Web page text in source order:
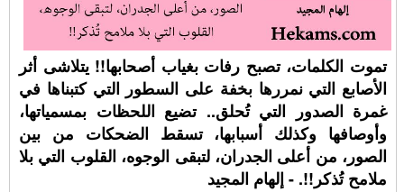
تموت الكلمات، تصبح رفات بغياب أصحابها!! يتلاشى أثر
الأصابع التي نمررها بخفة على السطور التي كتبناها في
غمرة الصدور التي تُحلق.. تضيع اللحظات بمسمياتها،
وأوصافها وكذلك أسبابها، تسقط الضحكات من بين
الصور، من أعلى الجدران، لتبقى الوجوه، القلوب التي بلا
ملامح تُذكر!!. - إلهام المجيد